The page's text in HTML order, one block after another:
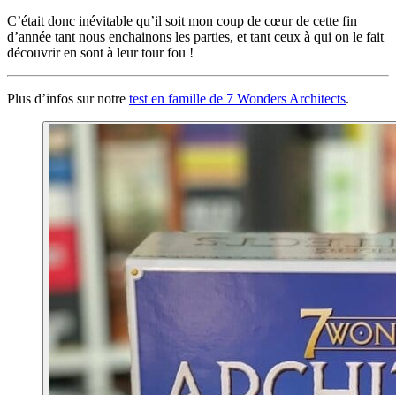
C’était donc inévitable qu’il soit mon coup de cœur de cette fin
d’année tant nous enchainons les parties, et tant ceux à qui on le fait
découvrir en sont à leur tour fou !
Plus d’infos sur notre test en famille de 7 Wonders Architects.